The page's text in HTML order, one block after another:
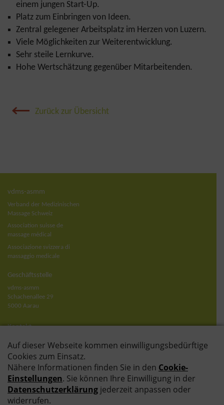
einem jungen Start-Up.
Platz zum Einbringen von Ideen.
Zentral gelegener Arbeitsplatz im Herzen von Luzern.
Viele Möglichkeiten zur Weiterentwicklung.
Sehr steile Lernkurve.
Hohe Wertschätzung gegenüber Mitarbeitenden.
Zurück zur Übersicht
vdms-asmm
Verband der Medizinischen
Massage Schweiz
Association suisse de
massage médical
Associazione svizzera di
massaggio medicale
Geschäftsstelle
vdms-asmm
Schachenallee 29
5000 Aarau
Kontakt
info@vdms.ch
Öffnungszeiten
Montag bis Freitag:
08.30 – 11.30 Uhr
13.30 – 16.30 Uhr